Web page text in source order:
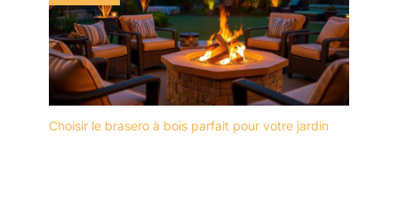
Choisir le brasero à bois parfait pour votre jardin